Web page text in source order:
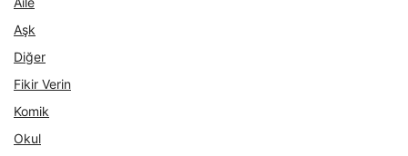
Aşk
Diğer
Fikir Verin
Komik
Okul